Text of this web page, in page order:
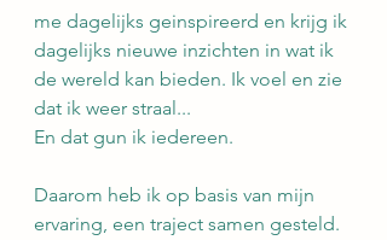
me dagelijks geinspireerd en krijg ik
dagelijks nieuwe inzichten in wat ik
de wereld kan bieden. Ik voel en zie
dat ik weer straal...
En dat gun ik iedereen.
Daarom heb ik op basis van mijn
ervaring, een traject samen gesteld.